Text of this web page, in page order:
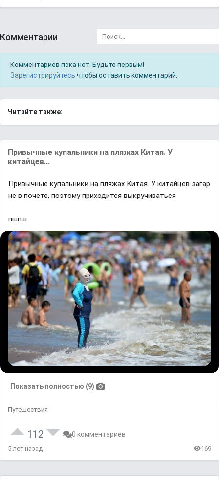
Комментарии
Комментариев пока нет. Будьте первым!
Зарегистрируйтесь чтобы оставить комментарий.
Читайте также:
Привычные купальники на пляжах Китая. У
китайцев...
Привычные купальники на пляжах Китая. У китайцев загар
не в почете, поэтому приходится выкручиваться
пшпш
Показать полностью (9)
Путешествия
112 0 комментариев
5 лет назад 169